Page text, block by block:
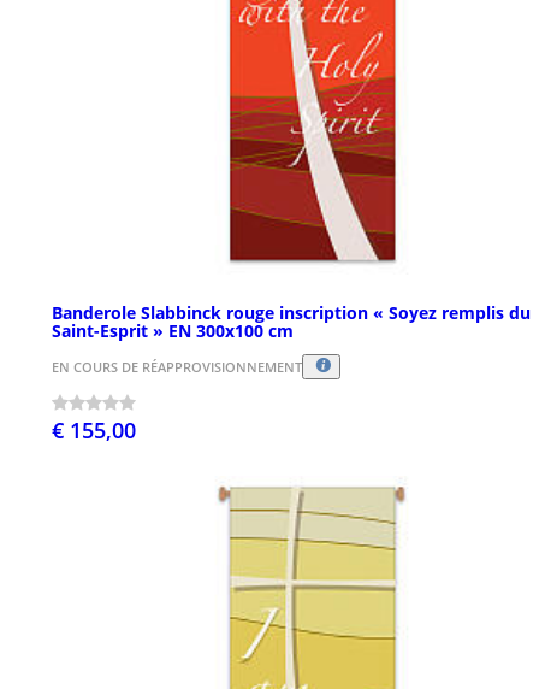
Banderole Slabbinck rouge inscription « Soyez remplis du
Saint-Esprit » EN 300x100 cm
EN COURS DE RÉAPPROVISIONNEMENT
€ 155,00